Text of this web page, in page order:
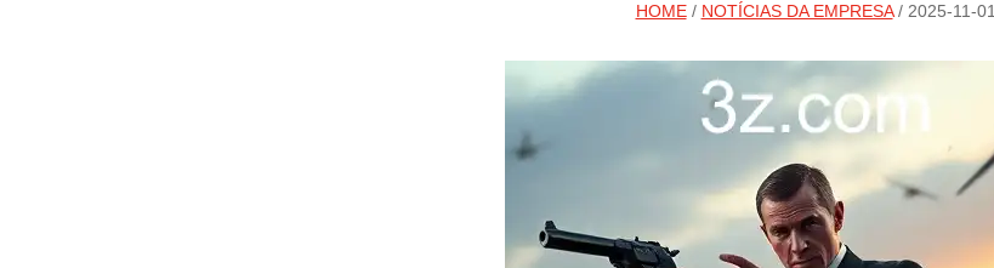
HOME/ NOTÍCIAS DA EMPRESA/ 2025-11-01